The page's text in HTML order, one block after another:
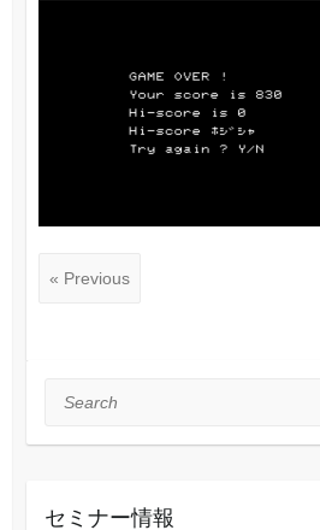
« Previous
Search
セミナー情報